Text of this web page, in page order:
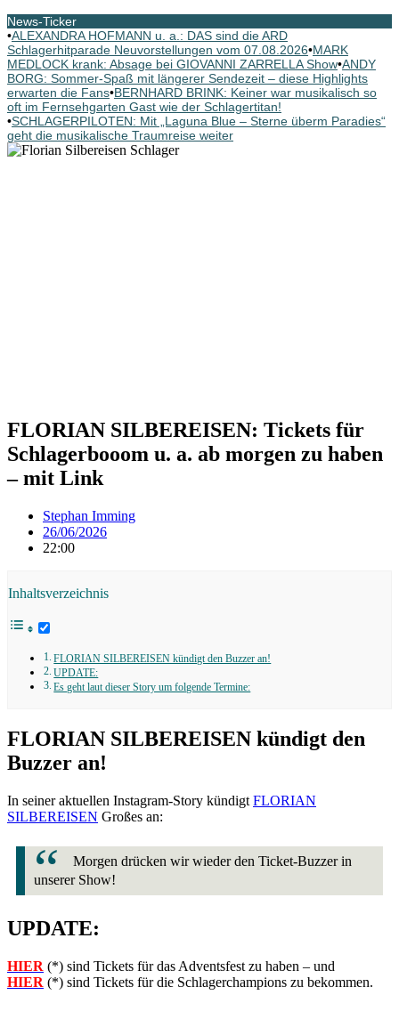
News-Ticker
•ALEXANDRA HOFMANN u. a.: DAS sind die ARD
Schlagerhitparade Neuvorstellungen vom 07.08.2026•MARK
MEDLOCK krank: Absage bei GIOVANNI ZARRELLA Show•ANDY
BORG: Sommer-Spaß mit längerer Sendezeit – diese Highlights
erwarten die Fans•BERNHARD BRINK: Keiner war musikalisch so
oft im Fernsehgarten Gast wie der Schlagertitan!
•SCHLAGERPILOTEN: Mit „Laguna Blue – Sterne überm Paradies“
geht die musikalische Traumreise weiter
FLORIAN SILBEREISEN: Tickets für
Schlagerbooom u. a. ab morgen zu haben
– mit Link
Stephan Imming
26/06/2026
22:00
Inhaltsverzeichnis
FLORIAN SILBEREISEN kündigt den Buzzer an!
UPDATE:
Es geht laut dieser Story um folgende Termine:
FLORIAN SILBEREISEN kündigt den
Buzzer an!
In seiner aktuellen Instagram-Story kündigt FLORIAN
SILBEREISEN Großes an:
Morgen drücken wir wieder den Ticket-Buzzer in
unserer Show!
UPDATE:
HIER (*) sind Tickets für das Adventsfest zu haben – und
HIER (*) sind Tickets für die Schlagerchampions zu bekommen.